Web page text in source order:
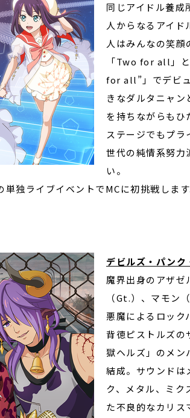
同じアイドル養成
人からなるアイド
人はみんなの笑
「Two for all」
for all”」でデビ
きなダルタニャン
を持ちながらもひ
ステージでもプ
世代の純情系努力
い。
独ライブイベントでMCに初挑戦します
デビルズ・パンク
魔界出身のアザゼ
（Gt.）、マモン
悪魔によるロック
背徳ピストルズの
獄ヘルズ」のメン
結成。サウンドは
ク、メタル、ミク
た不良的なカリス